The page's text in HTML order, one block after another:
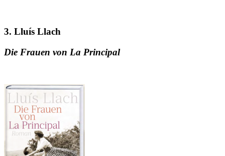
3. Lluís Llach
Die Frauen von La Principal